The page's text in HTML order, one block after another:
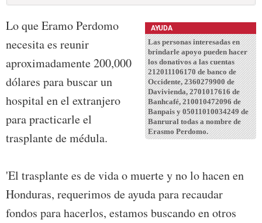
AYUDA
Las personas interesadas en
brindarle apoyo pueden hacer
los donativos a las cuentas
212011106170 de banco de
Occidente, 2360279900 de
Davivienda, 2701017616 de
Banhcafé, 210010472096 de
Banpais y 05011010034249 de
Banrural todas a nombre de
Erasmo Perdomo.
Lo que Eramo Perdomo
necesita es reunir
aproximadamente 200,000
dólares para buscar un
hospital en el extranjero
para practicarle el
trasplante de médula.
'El trasplante es de vida o muerte y no lo hacen en
Honduras, requerimos de ayuda para recaudar
fondos para hacerlos, estamos buscando en otros